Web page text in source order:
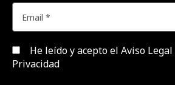
He leído y acepto el Aviso
Privacidad